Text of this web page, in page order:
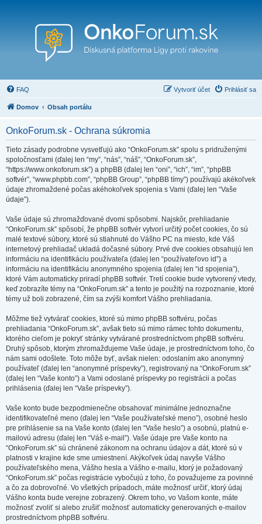
FAQ Prihlásiť sa
Vytvoriť účet
Domov Obsah portálu
OnkoForum.sk - Ochrana súkromia
Tieto zásady podrobne vysvetľujú ako “OnkoForum.sk” spolu s pridruženými
spoločnosťami (ďalej len “my”, “nás”, “náš”, “OnkoForum.sk”,
“https://www.onkoforum.sk”) a phpBB (ďalej len “oni”, “ich”, “im”, “phpBB
softvér”, “www.phpbb.com”, “phpBB Group”, “phpBB tímy”) používajú akékoľvek
údaje zhromaždené počas akéhokoľvek spojenia s Vami (ďalej len “Vaše
údaje”).
Vaše údaje sú zhromažďované dvomi spôsobmi. Najskôr, prehliadanie
“OnkoForum.sk” spôsobí, že phpBB softvér vytvorí určitý počet cookies, čo sú
malé textové súbory, ktoré sú stiahnuté do Vášho PC na miesto, kde Váš
internetový prehliadač ukladá dočasné súbory. Prvé dve cookies obsahujú len
informáciu na identifikáciu používateľa (ďalej len “používateľovo id”) a
informáciu na identifikáciu anonymného spojenia (ďalej len “id spojenia”),
ktoré Vám automaticky priradí phpBB softvér. Tretí cookie bude vytvorený vtedy,
keď zobrazíte témy na “OnkoForum.sk” a tento je použitý na rozpoznanie, ktoré
témy už boli zobrazené, čím sa zvýši komfort Vášho prehliadania.
Môžme tiež vytvárať cookies, ktoré sú mimo phpBB softvéru, počas
prehliadania “OnkoForum.sk”, avšak tieto sú mimo rámec tohto dokumentu,
ktorého cieľom je pokryť stránky vytvárané prostredníctvom phpBB softvéru.
Druhý spôsob, ktorým zhromažďujeme Vaše údaje, je prostredníctvom toho, čo
nám sami odošlete. Toto môže byť, avšak nielen: odoslaním ako anonymný
používateľ (ďalej len “anonymné príspevky”), registrovaný na “OnkoForum.sk”
(ďalej len “Vaše konto”) a Vami odoslané príspevky po registrácii a počas
prihlásenia (ďalej len “Vaše príspevky”).
Vaše konto bude bezpodmienečne obsahovať minimálne jednoznačne
identifikovateľné meno (ďalej len “Vaše používateľské meno”), osobné heslo
pre prihlásenie sa na Vaše konto (ďalej len “Vaše heslo”) a osobnú, platnú e-
mailovú adresu (ďalej len “Váš e-mail”). Vaše údaje pre Vaše konto na
“OnkoForum.sk” sú chránené zákonom na ochranu údajov a dát, ktoré sú v
platnosti v krajine kde sme umiestnení. Akýkoľvek údaj navyše Vášho
používateľského mena, Vášho hesla a Vášho e-mailu, ktorý je požadovaný
“OnkoForum.sk” počas registrácie vybočujú z toho, čo považujeme za povinné
a čo za dobrovoľné. Vo všetkých prípadoch, máte možnosť určiť, ktorý údaj
Vášho konta bude verejne zobrazený. Okrem toho, vo Vašom konte, máte
možnosť zvoliť si alebo zrušiť možnosť automaticky generovaných e-mailov
prostredníctvom phpBB softvéru.